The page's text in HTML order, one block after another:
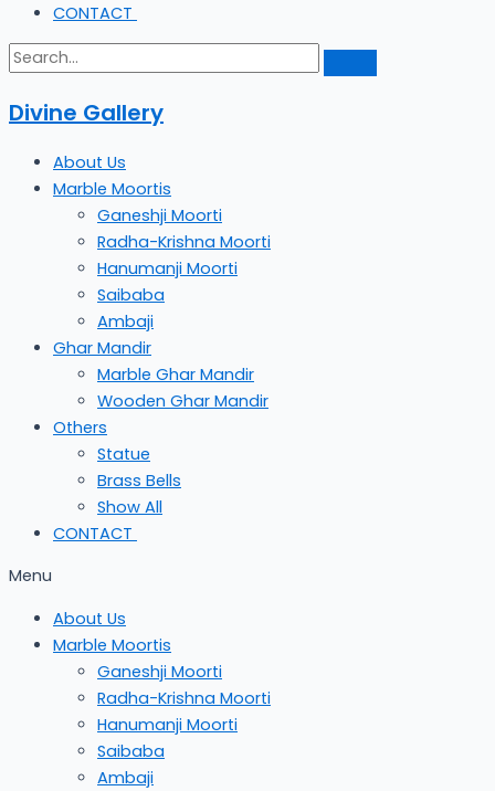
CONTACT
Divine Gallery
About Us
Marble Moortis
Ganeshji Moorti
Radha-Krishna Moorti
Hanumanji Moorti
Saibaba
Ambaji
Ghar Mandir
Marble Ghar Mandir
Wooden Ghar Mandir
Others
Statue
Brass Bells
Show All
CONTACT
Menu
About Us
Marble Moortis
Ganeshji Moorti
Radha-Krishna Moorti
Hanumanji Moorti
Saibaba
Ambaji